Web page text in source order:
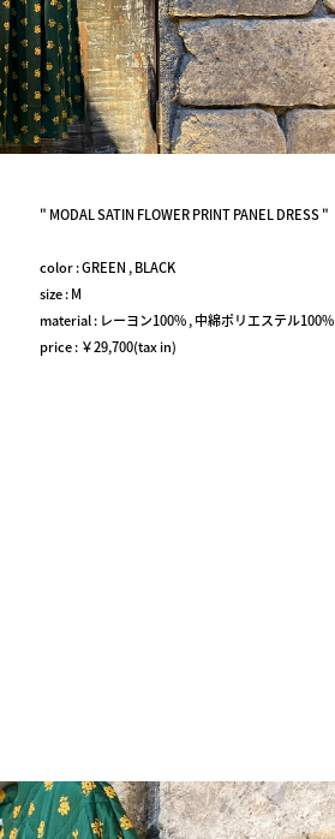
" MODAL SATIN FLOWER PRINT PANEL DRESS "
color : GREEN , BLACK
size : M
material : レーヨン100% , 中綿ポリエステル100%
price : ￥29,700(tax in)